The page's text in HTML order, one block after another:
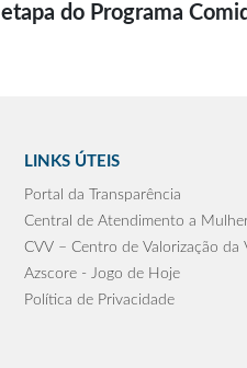
etapa do Programa
LINKS ÚTEIS
Portal da Transparência
Central de Atendimento a
CVV – Centro de Valorização da
Azscore - Jogo de Hoje
Política de Privacidade